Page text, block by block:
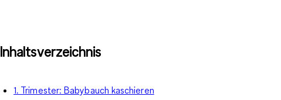
Inhaltsverzeichnis
1. Trimester: Babybauch kaschieren